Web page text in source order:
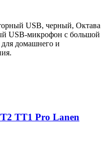
USB, черный, Октава
USB-микрофон с большой
домашнего и
TT1 Pro Lanen